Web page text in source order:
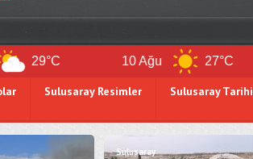
27°C
Sulusaray Resimler Sulusaray Tarihi
Sulusaray